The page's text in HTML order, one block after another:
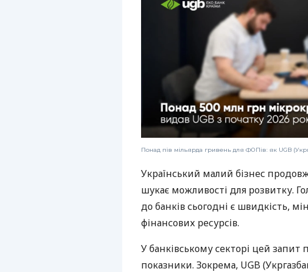
Понад пів мільярда гривень для ФОПів: як UGB
Український малий бізнес
шукає можливості для розвитку.
до банків сьогодні є швидкість,
фінансових ресурсів.
У банківському секторі цей запит
показники. Зокрема, UGB